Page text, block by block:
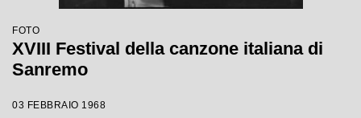
FOTO
XVIII Festival della canzone italiana di
Sanremo
03 FEBBRAIO 1968